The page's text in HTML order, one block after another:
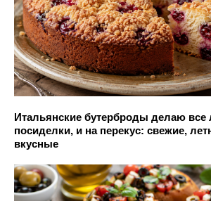
Итальянские бутерброды делаю все
посиделки, и на перекус: свежие,
вкусные